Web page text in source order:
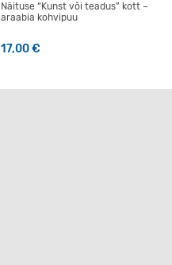
Näituse “Kunst või teadus” kott –
araabia kohvipuu
17,00€